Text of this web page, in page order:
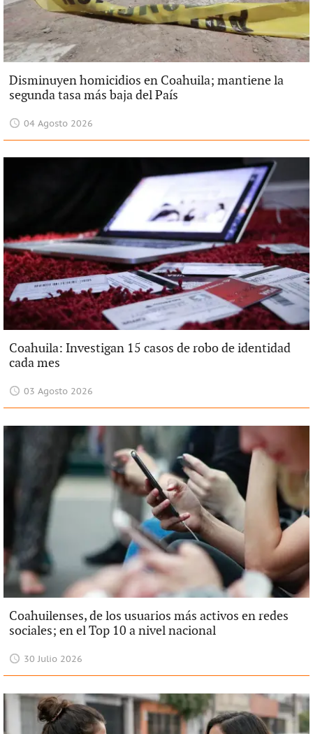
Disminuyen homicidios en Coahuila; mantiene la
segunda tasa más baja del País
04 Agosto 2026
Coahuila: Investigan 15 casos de robo de identidad
cada mes
03 Agosto 2026
Coahuilenses, de los usuarios más activos en redes
sociales; en el Top 10 a nivel nacional
30 Julio 2026